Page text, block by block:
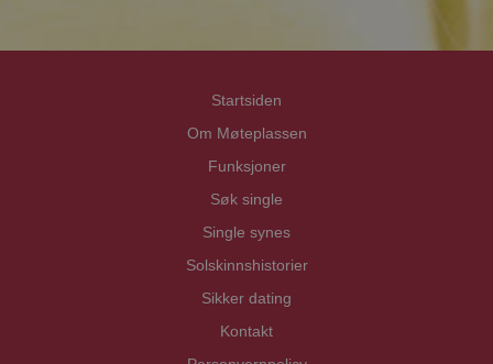
Startsiden
Om Møteplassen
Funksjoner
Søk single
Single synes
Solskinnshistorier
Sikker dating
Kontakt